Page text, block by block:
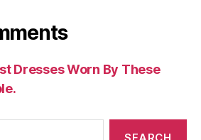
Dresses Worn By These